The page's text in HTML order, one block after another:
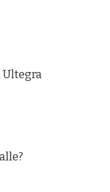
Ultegra